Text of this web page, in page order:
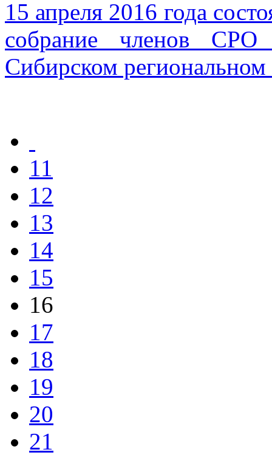
15 апреля 2016 года
собрание членов СРО
Сибирском
11
12
13
14
15
16
17
18
19
20
21